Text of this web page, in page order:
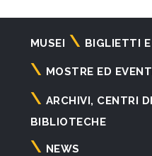
principale
MUSEI BIGLIETTI
MOSTRE ED EVENTI
ARCHIVI, CENTRI
BIBLIOTECHE
NEWS